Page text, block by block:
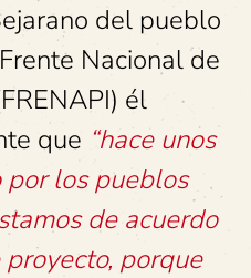
del pueblo
Nacional de
él
que “hace unos
los pueblos
de acuerdo
porque